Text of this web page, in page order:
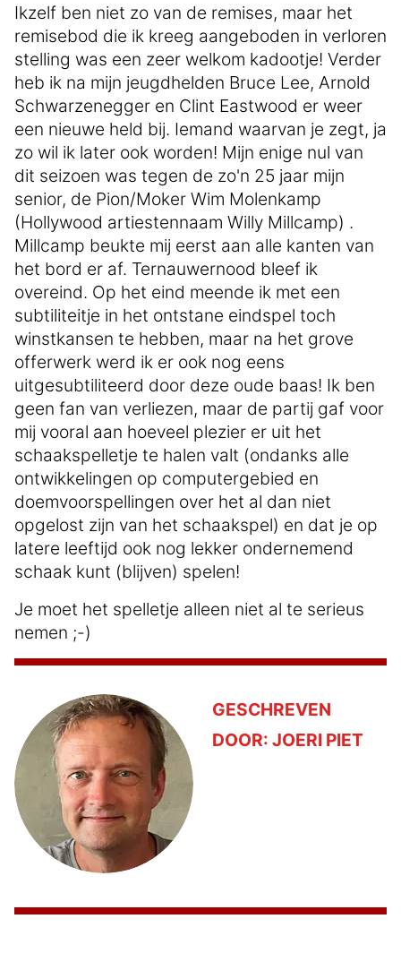
Ikzelf ben niet zo van de remises, maar het
remisebod die ik kreeg aangeboden in verloren
stelling was een zeer welkom kadootje! Verder
heb ik na mijn jeugdhelden Bruce Lee, Arnold
Schwarzenegger en Clint Eastwood er weer
een nieuwe held bij. Iemand waarvan je zegt, ja
zo wil ik later ook worden! Mijn enige nul van
dit seizoen was tegen de zo'n 25 jaar mijn
senior, de Pion/Moker Wim Molenkamp
(Hollywood artiestennaam Willy Millcamp) .
Millcamp beukte mij eerst aan alle kanten van
het bord er af. Ternauwernood bleef ik
overeind. Op het eind meende ik met een
subtiliteitje in het ontstane eindspel toch
winstkansen te hebben, maar na het grove
offerwerk werd ik er ook nog eens
uitgesubtiliteerd door deze oude baas! Ik ben
geen fan van verliezen, maar de partij gaf voor
mij vooral aan hoeveel plezier er uit het
schaakspelletje te halen valt (ondanks alle
ontwikkelingen op computergebied en
doemvoorspellingen over het al dan niet
opgelost zijn van het schaakspel) en dat je op
latere leeftijd ook nog lekker ondernemend
schaak kunt (blijven) spelen!
Je moet het spelletje alleen niet al te serieus
nemen ;-)
GESCHREVEN
DOOR: JOERI PIET